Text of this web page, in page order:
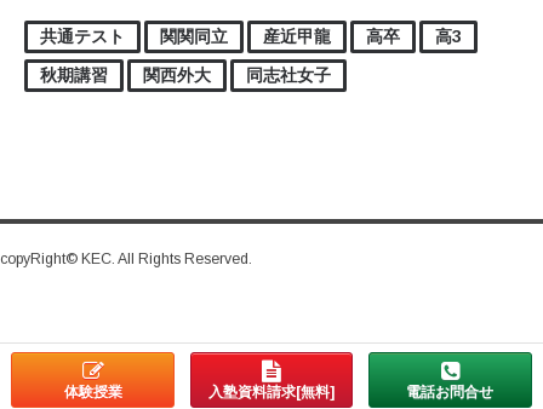
体験授業 入塾資料請求[無料] 電話お問合せ
共通テスト 関関同立 産近甲龍 高卒
高3
秋期講習
関西外大 同志社女子
copyRight© KEC. All Rights Reserved.